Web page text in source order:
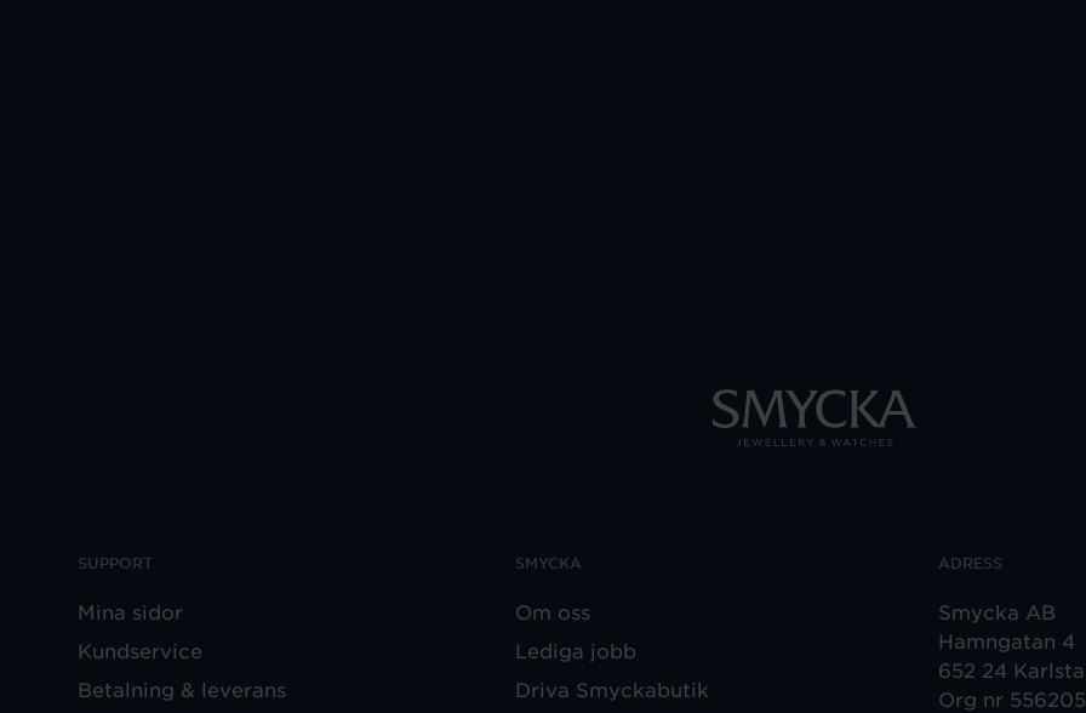
SUPPORT
Mina sidor
Kundservice
Betalning & leverans
SMYCKA
Om oss
Lediga jobb
Driva Smyckabutik
ADRESS
Smycka AB
Hamngatan 4
652 24
Org nr